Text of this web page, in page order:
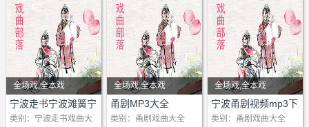
全场戏,全本戏
剧情：1 宁波走书大碶
缴抢下字幕版乐静创作
宁波走书宁波滩簧宁
波小调蛟川走书
类别：宁波走书戏曲大
全场戏,全本戏
剧情：
甬剧MP3大全
类别：甬剧戏曲大全
全场戏,全本戏
剧情：宁波甬剧视频mp
3下载宁波甬剧团演员
宁波甬剧视频mp3下
载宁波甬剧团演员
类别：甬剧戏曲大全